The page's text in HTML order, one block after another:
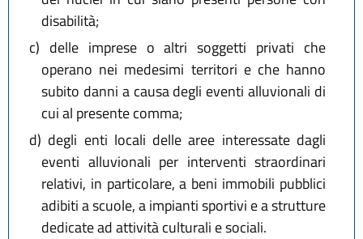
disabilità;
c) delle imprese o altri soggetti privati che
operano nei medesimi territori e che hanno
subito danni a causa degli eventi alluvionali di
cui al presente comma;
d) degli enti locali delle aree interessate dagli
eventi alluvionali per interventi straordinari
relativi, in particolare, a beni immobili pubblici
adibiti a scuole, a impianti sportivi e a strutture
dedicate ad attività culturali e sociali.